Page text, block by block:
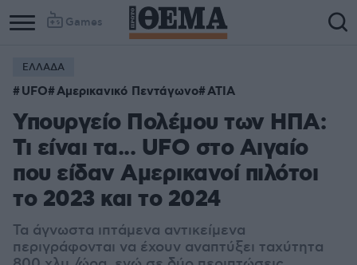
Games
ΕΛΛΑΔΑ
UFO Αμερικανικό Πεντάγωνο ΑΤΙΑ
Υπουργείο Πολέμου των ΗΠΑ:
Τι είναι τα... UFO στο Αιγαίο
που είδαν Αμερικανοί πιλότοι
το 2023 και το 2024
Τα άγνωστα ιπτάμενα αντικείμενα
περιγράφονται να έχουν αναπτύξει ταχύτητα